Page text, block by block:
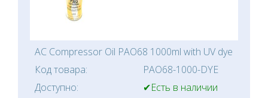
AC Compressor Oil PAO68 1000ml with UV dye
Код товара:
PAO68-1000-DYE
Доступно:
✔Есть в наличии